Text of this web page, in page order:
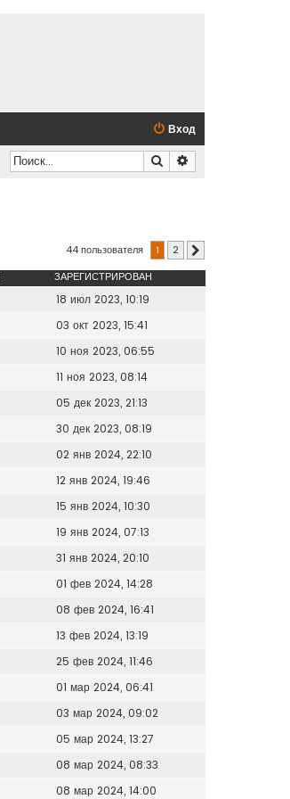
Вход
Поиск
44 пользователя 1 2
ЗАРЕГИСТРИРОВАН
18 июл 2023, 10:19
03 окт 2023, 15:41
10 ноя 2023, 06:55
11 ноя 2023, 08:14
05 дек 2023, 21:13
30 дек 2023, 08:19
02 янв 2024, 22:10
12 янв 2024, 19:46
15 янв 2024, 10:30
19 янв 2024, 07:13
31 янв 2024, 20:10
01 фев 2024, 14:28
08 фев 2024, 16:41
13 фев 2024, 13:19
25 фев 2024, 11:46
01 мар 2024, 06:41
03 мар 2024, 09:02
05 мар 2024, 13:27
08 мар 2024, 08:33
08 мар 2024, 14:00